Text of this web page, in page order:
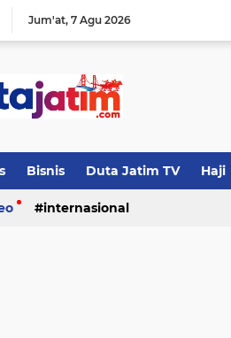
Jum'at 7 Agu 2026
Bisnis Duta Jatim TV Haji
internasional